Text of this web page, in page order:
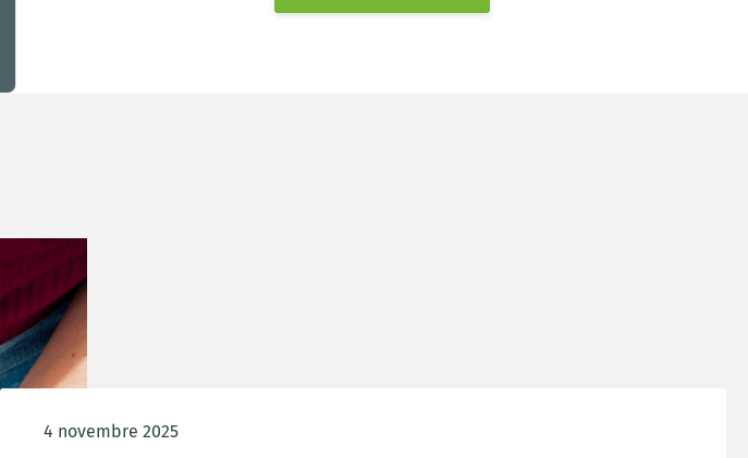
4 novembre 2025